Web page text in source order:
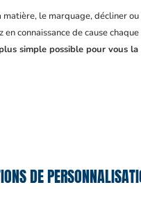
le marquage, décliner
connaissance de cause
simple possible pour vous la
DE